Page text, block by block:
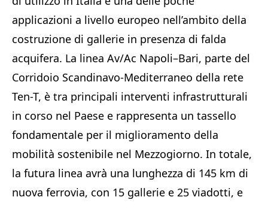
applicazioni a livello europeo nell’ambito della
costruzione di gallerie in presenza di falda
acquifera. La linea Av/Ac Napoli–Bari, parte del
Corridoio Scandinavo-Mediterraneo della rete
Ten-T, è tra principali interventi infrastrutturali
in corso nel Paese e rappresenta un tassello
fondamentale per il miglioramento della
mobilità sostenibile nel Mezzogiorno. In totale,
la futura linea avrà una lunghezza di 145 km di
nuova ferrovia, con 15 gallerie e 25 viadotti, e